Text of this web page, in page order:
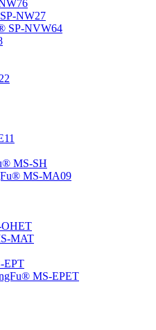
NW27
SP-NVW64
MS-SH
MS-MA09
OHET
MAT
EPT
MS-EPET